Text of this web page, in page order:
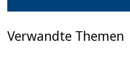
Verwandte Themen